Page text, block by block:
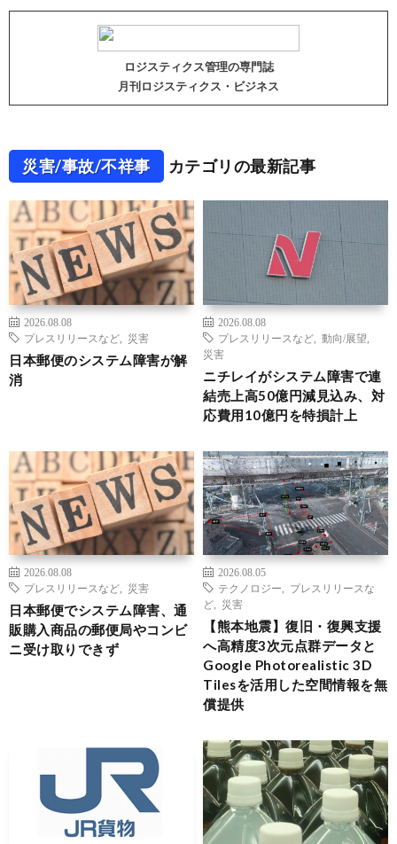
ロジスティクス管理の専門誌
月刊ロジスティクス・ビジネス
災害/事故/不祥事 カテゴリの最新記事
2026.08.08
プレスリリースなど
災害
日本郵便のシステム障害が解
消
2026.08.08
プレスリリースなど
動向/展望
災害
ニチレイがシステム障害で連
結売上高50億円減見込み、対
応費用10億円を特損計上
2026.08.08
プレスリリースなど
災害
日本郵便でシステム障害、通
販購入商品の郵便局やコンビ
ニ受け取りできず
2026.08.05
テクノロジー
プレスリリースな
ど
災害
【熊本地震】復旧・復興支援
へ高精度3次元点群データと
Google Photorealistic 3D
Tilesを活用した空間情報を無
償提供